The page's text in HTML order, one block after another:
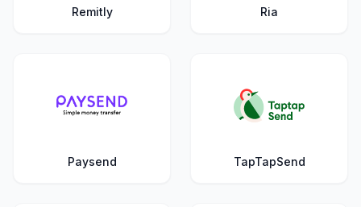
Remitly Ria
Paysend TapTapSend